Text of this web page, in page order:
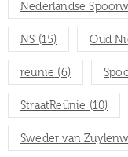
Nederlandse
NS (15) Oud
reünie (6)
StraatReünie (10)
Sweder van